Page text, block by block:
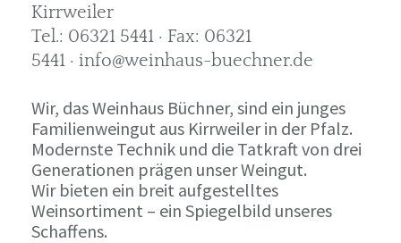
Kirrweiler
Tel.: 06321 5441 · Fax: 06321
5441 · info@weinhaus-buechner.de
Wir, das Weinhaus Büchner, sind ein junges
Familienweingut aus Kirrweiler in der Pfalz.
Modernste Technik und die Tatkraft von drei
Generationen prägen unser Weingut.
Wir bieten ein breit aufgestelltes
Weinsortiment – ein Spiegelbild unseres
Schaffens.